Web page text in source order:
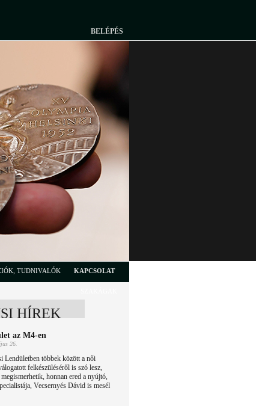
BELÉPÉS
TUDNIVALÓK KAPCSOLAT
HÍREK
az M4-en
26.
Lendületben többek között a női
felkészüléséről is szó lesz,
megismerhetik, honnan ered a nyújtó,
Vecsernyés Dávid is mesél